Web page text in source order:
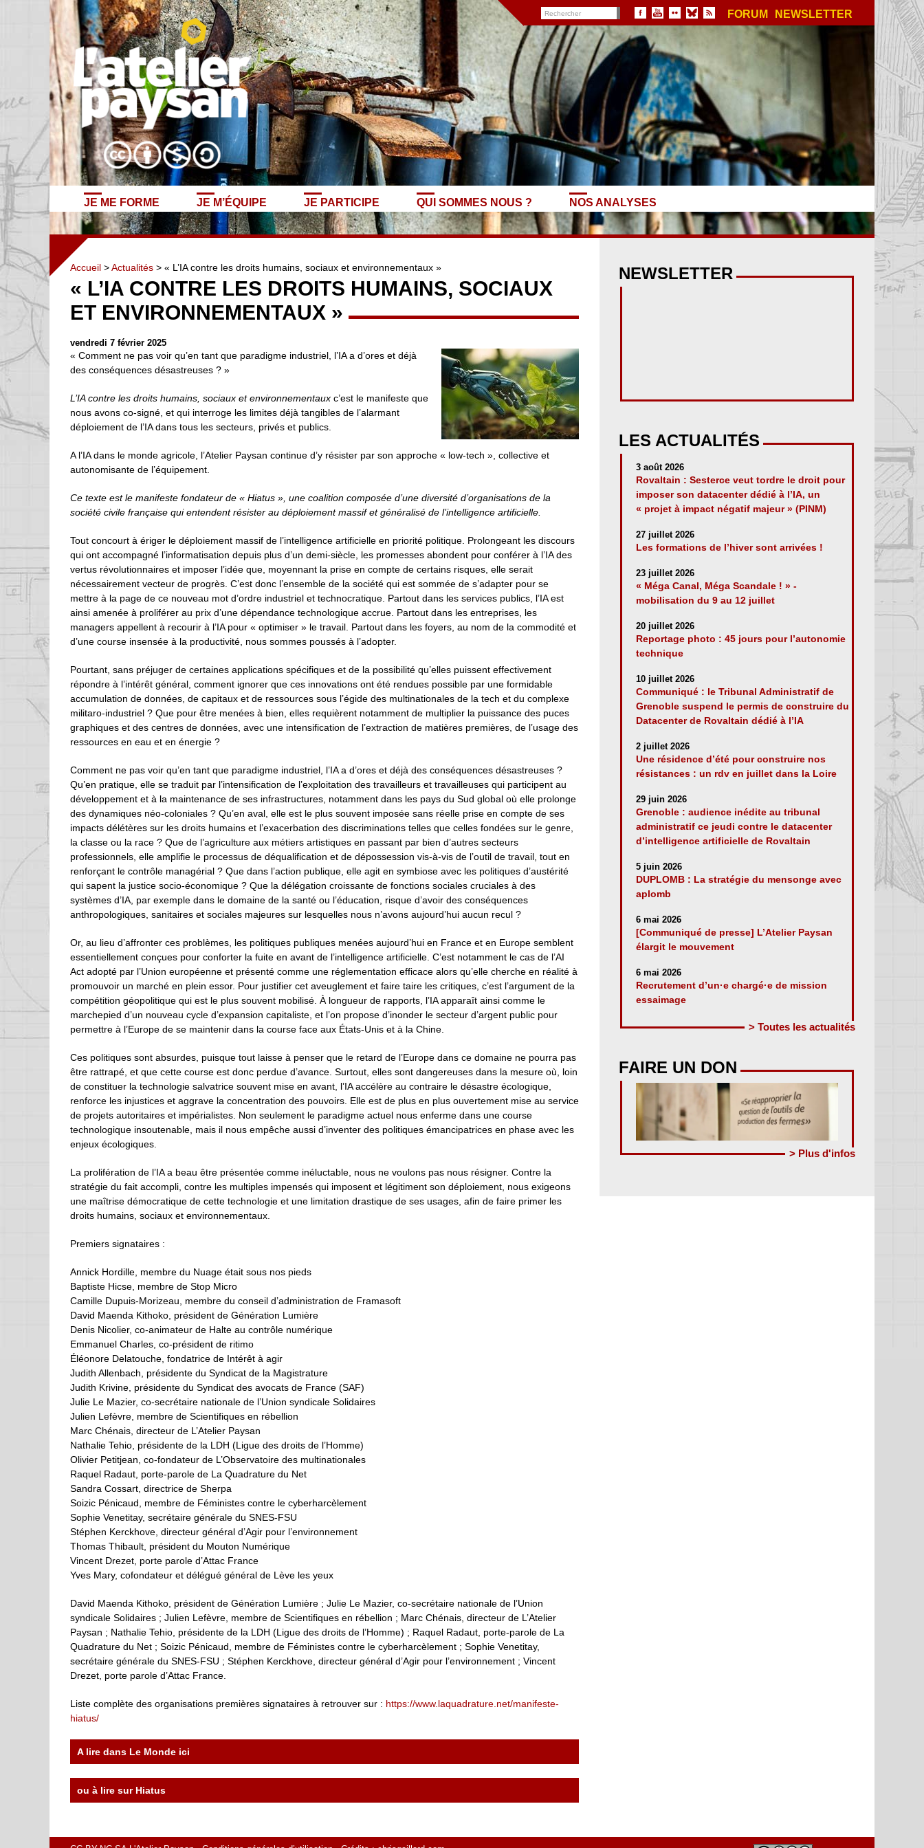
FORUM NEWSLETTER
JE ME FORME JE M’ÉQUIPE JE PARTICIPE QUI SOMMES NOUS ? NOS ANALYSES
Accueil >Actualités > « L’IA contre les droits humains, sociaux et environnementaux »
« L’IA CONTRE LES DROITS HUMAINS, SOCIAUX
ET ENVIRONNEMENTAUX »
vendredi 7 février 2025
« Comment ne pas voir qu’en tant que paradigme industriel, l’IA a d’ores et déjà
des conséquences désastreuses ? »
L’IA contre les droits humains, sociaux et environnementaux c’est le manifeste que
nous avons co-signé, et qui interroge les limites déjà tangibles de l’alarmant
déploiement de l’IA dans tous les secteurs, privés et publics.
A l’IA dans le monde agricole, l’Atelier Paysan continue d’y résister par son approche « low-tech », collective et
autonomisante de l’équipement.
Ce texte est le manifeste fondateur de « Hiatus », une coalition composée d’une diversité d’organisations de la
société civile française qui entendent résister au déploiement massif et généralisé de l’intelligence artificielle.
Tout concourt à ériger le déploiement massif de l’intelligence artificielle en priorité politique. Prolongeant les discours
qui ont accompagné l’informatisation depuis plus d’un demi-siècle, les promesses abondent pour conférer à l’IA des
vertus révolutionnaires et imposer l’idée que, moyennant la prise en compte de certains risques, elle serait
nécessairement vecteur de progrès. C’est donc l’ensemble de la société qui est sommée de s’adapter pour se
mettre à la page de ce nouveau mot d’ordre industriel et technocratique. Partout dans les services publics, l’IA est
ainsi amenée à proliférer au prix d’une dépendance technologique accrue. Partout dans les entreprises, les
managers appellent à recourir à l’IA pour « optimiser » le travail. Partout dans les foyers, au nom de la commodité et
d’une course insensée à la productivité, nous sommes poussés à l’adopter.
Pourtant, sans préjuger de certaines applications spécifiques et de la possibilité qu’elles puissent effectivement
répondre à l’intérêt général, comment ignorer que ces innovations ont été rendues possible par une formidable
accumulation de données, de capitaux et de ressources sous l’égide des multinationales de la tech et du complexe
militaro-industriel ? Que pour être menées à bien, elles requièrent notamment de multiplier la puissance des puces
graphiques et des centres de données, avec une intensification de l’extraction de matières premières, de l’usage des
ressources en eau et en énergie ?
Comment ne pas voir qu’en tant que paradigme industriel, l’IA a d’ores et déjà des conséquences désastreuses ?
Qu’en pratique, elle se traduit par l’intensification de l’exploitation des travailleurs et travailleuses qui participent au
développement et à la maintenance de ses infrastructures, notamment dans les pays du Sud global où elle prolonge
des dynamiques néo-coloniales ? Qu’en aval, elle est le plus souvent imposée sans réelle prise en compte de ses
impacts délétères sur les droits humains et l’exacerbation des discriminations telles que celles fondées sur le genre,
la classe ou la race ? Que de l’agriculture aux métiers artistiques en passant par bien d’autres secteurs
professionnels, elle amplifie le processus de déqualification et de dépossession vis-à-vis de l’outil de travail, tout en
renforçant le contrôle managérial ? Que dans l’action publique, elle agit en symbiose avec les politiques d’austérité
qui sapent la justice socio-économique ? Que la délégation croissante de fonctions sociales cruciales à des
systèmes d’IA, par exemple dans le domaine de la santé ou l’éducation, risque d’avoir des conséquences
anthropologiques, sanitaires et sociales majeures sur lesquelles nous n’avons aujourd’hui aucun recul ?
Or, au lieu d’affronter ces problèmes, les politiques publiques menées aujourd’hui en France et en Europe semblent
essentiellement conçues pour conforter la fuite en avant de l’intelligence artificielle. C’est notamment le cas de l’AI
Act adopté par l’Union européenne et présenté comme une réglementation efficace alors qu’elle cherche en réalité à
promouvoir un marché en plein essor. Pour justifier cet aveuglement et faire taire les critiques, c’est l’argument de la
compétition géopolitique qui est le plus souvent mobilisé. À longueur de rapports, l’IA apparaît ainsi comme le
marchepied d’un nouveau cycle d’expansion capitaliste, et l’on propose d’inonder le secteur d’argent public pour
permettre à l’Europe de se maintenir dans la course face aux États-Unis et à la Chine.
Ces politiques sont absurdes, puisque tout laisse à penser que le retard de l’Europe dans ce domaine ne pourra pas
être rattrapé, et que cette course est donc perdue d’avance. Surtout, elles sont dangereuses dans la mesure où, loin
de constituer la technologie salvatrice souvent mise en avant, l’IA accélère au contraire le désastre écologique,
renforce les injustices et aggrave la concentration des pouvoirs. Elle est de plus en plus ouvertement mise au service
de projets autoritaires et impérialistes. Non seulement le paradigme actuel nous enferme dans une course
technologique insoutenable, mais il nous empêche aussi d’inventer des politiques émancipatrices en phase avec les
enjeux écologiques.
La prolifération de l’IA a beau être présentée comme inéluctable, nous ne voulons pas nous résigner. Contre la
stratégie du fait accompli, contre les multiples impensés qui imposent et légitiment son déploiement, nous exigeons
une maîtrise démocratique de cette technologie et une limitation drastique de ses usages, afin de faire primer les
droits humains, sociaux et environnementaux.
Premiers signataires :
Annick Hordille, membre du Nuage était sous nos pieds
Baptiste Hicse, membre de Stop Micro
Camille Dupuis-Morizeau, membre du conseil d’administration de Framasoft
David Maenda Kithoko, président de Génération Lumière
Denis Nicolier, co-animateur de Halte au contrôle numérique
Emmanuel Charles, co-président de ritimo
Éléonore Delatouche, fondatrice de Intérêt à agir
Judith Allenbach, présidente du Syndicat de la Magistrature
Judith Krivine, présidente du Syndicat des avocats de France (SAF)
Julie Le Mazier, co-secrétaire nationale de l’Union syndicale Solidaires
Julien Lefèvre, membre de Scientifiques en rébellion
Marc Chénais, directeur de L’Atelier Paysan
Nathalie Tehio, présidente de la LDH (Ligue des droits de l’Homme)
Olivier Petitjean, co-fondateur de L’Observatoire des multinationales
Raquel Radaut, porte-parole de La Quadrature du Net
Sandra Cossart, directrice de Sherpa
Soizic Pénicaud, membre de Féministes contre le cyberharcèlement
Sophie Venetitay, secrétaire générale du SNES-FSU
Stéphen Kerckhove, directeur général d’Agir pour l’environnement
Thomas Thibault, président du Mouton Numérique
Vincent Drezet, porte parole d’Attac France
Yves Mary, cofondateur et délégué général de Lève les yeux
David Maenda Kithoko, président de Génération Lumière ; Julie Le Mazier, co-secrétaire nationale de l’Union
syndicale Solidaires ; Julien Lefèvre, membre de Scientifiques en rébellion ; Marc Chénais, directeur de L’Atelier
Paysan ; Nathalie Tehio, présidente de la LDH (Ligue des droits de l’Homme) ; Raquel Radaut, porte-parole de La
Quadrature du Net ; Soizic Pénicaud, membre de Féministes contre le cyberharcèlement ; Sophie Venetitay,
secrétaire générale du SNES-FSU ; Stéphen Kerckhove, directeur général d’Agir pour l’environnement ; Vincent
Drezet, porte parole d’Attac France.
Liste complète des organisations premières signataires à retrouver sur : https://www.laquadrature.net/manifeste-
hiatus/
A lire dans Le Monde ici
ou à lire sur Hiatus
NEWSLETTER
LES ACTUALITÉS
3 août 2026
Rovaltain : Sesterce veut tordre le droit pour
imposer son datacenter dédié à l’IA, un
« projet à impact négatif majeur » (PINM)
27 juillet 2026
Les formations de l’hiver sont arrivées !
23 juillet 2026
« Méga Canal, Méga Scandale ! » -
mobilisation du 9 au 12 juillet
20 juillet 2026
Reportage photo : 45 jours pour l’autonomie
technique
10 juillet 2026
Communiqué : le Tribunal Administratif de
Grenoble suspend le permis de construire du
Datacenter de Rovaltain dédié à l’IA
2 juillet 2026
Une résidence d’été pour construire nos
résistances : un rdv en juillet dans la Loire
29 juin 2026
Grenoble : audience inédite au tribunal
administratif ce jeudi contre le datacenter
d’intelligence artificielle de Rovaltain
5 juin 2026
DUPLOMB : La stratégie du mensonge avec
aplomb
6 mai 2026
[Communiqué de presse] L’Atelier Paysan
élargit le mouvement
6 mai 2026
Recrutement d’un·e chargé·e de mission
essaimage
> Toutes les actualités
FAIRE UN DON
> Plus d'infos